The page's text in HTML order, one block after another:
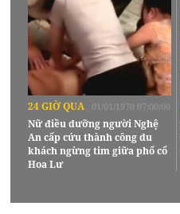
24 GIỜ QUA 01/01/1970 07:00:00
Nữ điều dưỡng người Nghệ
An cấp cứu thành công du
khách ngừng tim giữa phố cổ
Hoa Lư